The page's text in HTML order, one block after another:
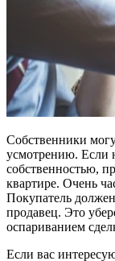
Собственники
усмотрению. Если
собственностью,
квартире. Очень
Покупатель
продавец. Это
оспариванием
Если вас